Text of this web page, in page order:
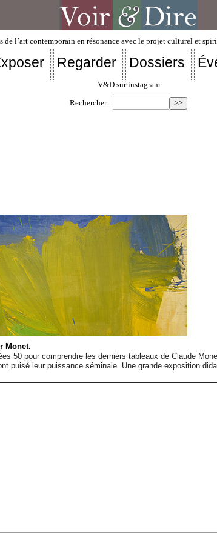
de l’art contemporain en résonance avec le projet culturel et
Regarder Dossiers
V&D sur instagram
Rechercher :
Monet.
50 pour comprendre les derniers tableaux de Claude
puisé leur puissance séminale. Une grande exposition